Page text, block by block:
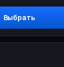
Выбрать